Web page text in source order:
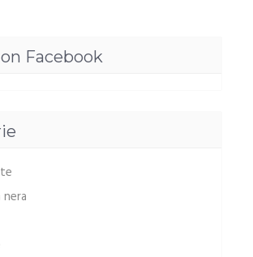
Facebook
nera